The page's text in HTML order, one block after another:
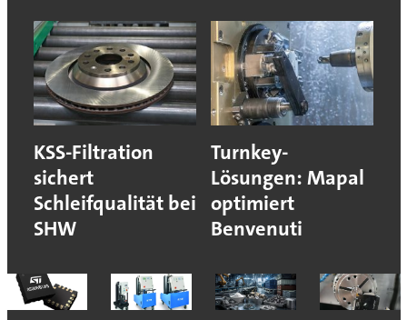
KSS-Filtration
sichert
Schleifqualität bei
SHW
Turnkey-
Lösungen: Mapal
optimiert
Benvenuti